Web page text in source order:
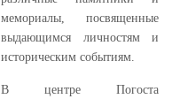
мемориалы, посвященные
выдающимся личностям и
историческим событиям.
В центре Погоста